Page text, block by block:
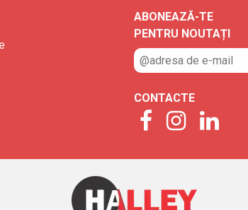
ABONEAZĂ-TE
PENTRU NOUTAȚI
CONTACTE